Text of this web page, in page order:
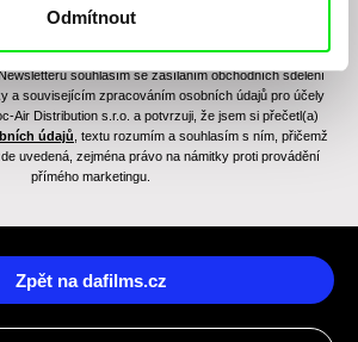
Odmítnout
souhlasím se zasíláním obchodních sdělení
a souvisejícím zpracováním osobních údajů pro účely
Air Distribution s.r.o. a potvrzuji, že jsem si přečetl(a)
údajů , textu rozumím a souhlasím s ním, přičemž
uvedená, zejména právo na námitky proti provádění
přímého marketingu.
Zpět na dafilms.cz